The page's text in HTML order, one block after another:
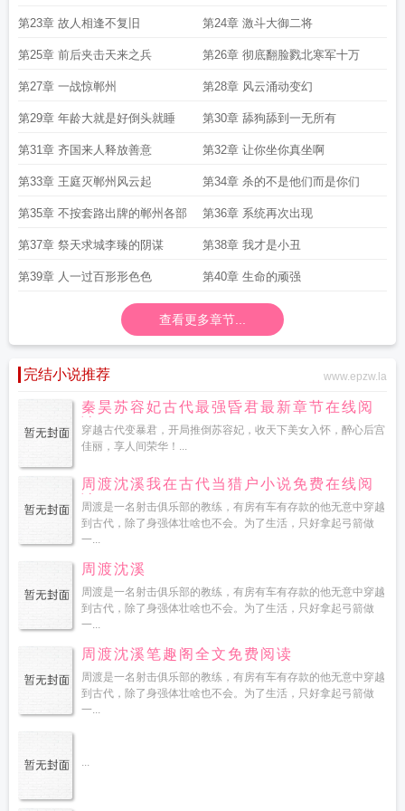
第23章 故人相逢不复旧 第24章 激斗大御二将
第25章 前后夹击天来之兵 第26章 彻底翻脸戮北寒军十万
第27章 一战惊郸州 第28章 风云涌动变幻
第29章 年龄大就是好倒头就睡 第30章 舔狗舔到一无所有
第31章 齐国来人释放善意 第32章 让你坐你真坐啊
第33章 王庭灭郸州风云起 第34章 杀的不是他们而是你们
第35章 不按套路出牌的郸州各部 第36章 系统再次出现
第37章 祭天求城李臻的阴谋 第38章 我才是小丑
第39章 人一过百形形色色 第40章 生命的顽强
查看更多章节...
完结小说推荐 www.epzw.la
秦昊苏容妃古代最强昏君最新章节在线阅
读
穿越古代变暴君，开局推倒苏容妃，收天下美女入怀，醉心后宫
佳丽，享人间荣华！...
周渡沈溪我在古代当猎户小说免费在线阅
读
周渡是一名射击俱乐部的教练，有房有车有存款的他无意中穿越
到古代，除了身强体壮啥也不会。为了生活，只好拿起弓箭做
一...
周渡沈溪
周渡是一名射击俱乐部的教练，有房有车有存款的他无意中穿越
到古代，除了身强体壮啥也不会。为了生活，只好拿起弓箭做
一...
周渡沈溪笔趣阁全文免费阅读
周渡是一名射击俱乐部的教练，有房有车有存款的他无意中穿越
到古代，除了身强体壮啥也不会。为了生活，只好拿起弓箭做
一...
...